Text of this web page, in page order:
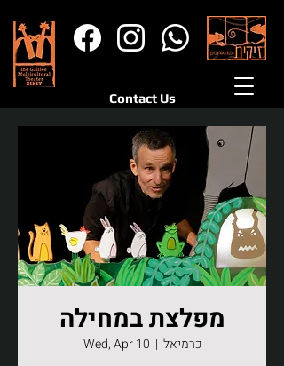
Contact Us
מפלצת במחילה
Wed, Apr 10
  |
כרמיאל